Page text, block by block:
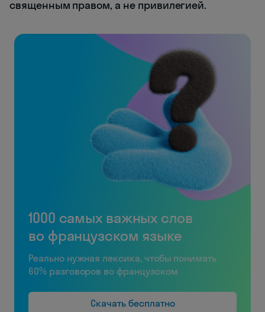
священным правом, а не привилегией.
1000 самых важных слов
во французском языке
Реально нужная лексика, чтобы понимать
60% разговоров во французском
Скачать бесплатно